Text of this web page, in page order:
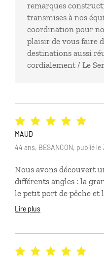
remarques
transmises à nos
coordination pour
plaisir de vous faire
destinations aussi
cordialement / Le
Nous avons découvert
différents angles : la
le petit port de pêche et
et le lac qui se jetait
Tout était très bien
Olympos. Nous avions
Lire plus
MAUD
44 ans, BESANCON, publié le